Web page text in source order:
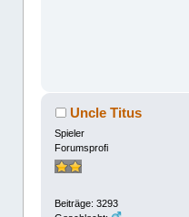
Uncle Titus
Spieler
Forumsprofi
Beiträge: 3293